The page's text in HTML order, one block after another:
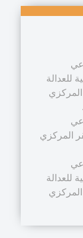
القانون رقم 16.22 يتعلق بتنظيم
عنها
رئيس الحكومة(الاثنين 19 يناير 2026):
"أدوار
في تعزيز
جلسة الأسلئة الشفوية ليوم الاثنين 12 يناير
التجهيز والماء
المصنفة"
والتنمية
للعدالة
المركزي
المركزي
للعدالة
المركزي